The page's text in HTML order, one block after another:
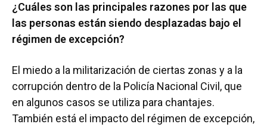
¿Cuáles son las principales razones por las que
las personas están siendo desplazadas bajo el
régimen de excepción?
El miedo a la militarización de ciertas zonas y a la
corrupción dentro de la Policía Nacional Civil, que
en algunos casos se utiliza para chantajes.
También está el impacto del régimen de excepción,